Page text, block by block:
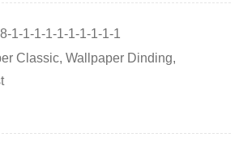
1-1-1-1-1-1-1-1-1-1
Classic, Wallpaper Dinding,